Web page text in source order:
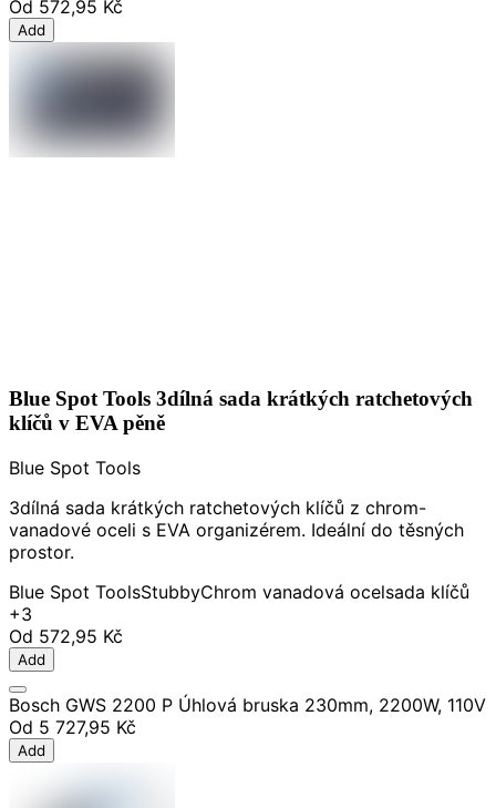
Od 572,95 Kč
Add
Blue Spot Tools 3dílná sada krátkých ratchetových
klíčů v EVA pěně
Blue Spot Tools
3dílná sada krátkých ratchetových klíčů z chrom-
vanadové oceli s EVA organizérem. Ideální do těsných
prostor.
Blue Spot ToolsStubbyChrom vanadová ocelsada klíčů
+3
Od 572,95 Kč
Add
Bosch GWS 2200 P Úhlová bruska 230mm, 2200W, 110V
Od 5 727,95 Kč
Add